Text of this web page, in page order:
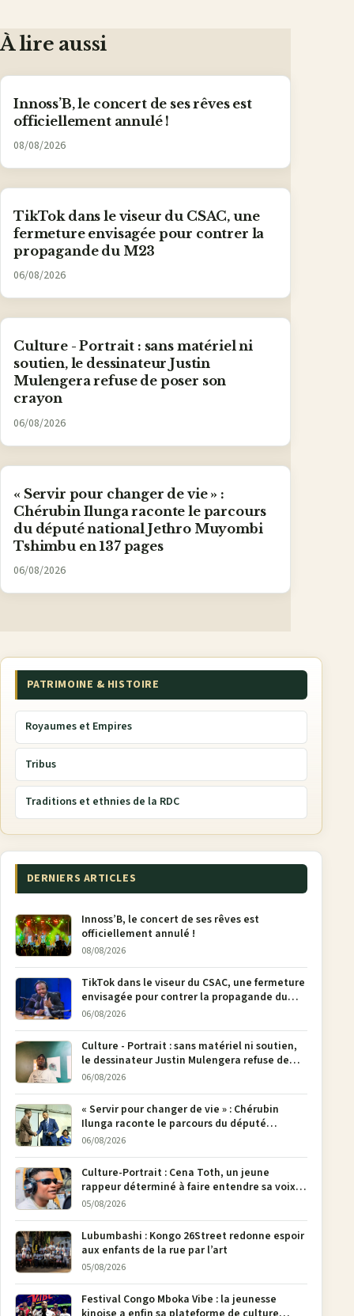
À lire aussi
Innoss’B, le concert de ses rêves est
officiellement annulé !
08/08/2026
TikTok dans le viseur du CSAC, une
fermeture envisagée pour contrer la
propagande du M23
06/08/2026
Culture - Portrait : sans matériel ni
soutien, le dessinateur Justin
Mulengera refuse de poser son
crayon
06/08/2026
« Servir pour changer de vie » :
Chérubin Ilunga raconte le parcours
du député national Jethro Muyombi
Tshimbu en 137 pages
06/08/2026
PATRIMOINE & HISTOIRE
Royaumes et Empires
Tribus
Traditions et ethnies de la RDC
DERNIERS ARTICLES
Innoss’B, le concert de ses rêves est
officiellement annulé !
08/08/2026
TikTok dans le viseur du CSAC, une fermeture
envisagée pour contrer la propagande du
M23
06/08/2026
Culture - Portrait : sans matériel ni soutien,
le dessinateur Justin Mulengera refuse de
poser son crayon
06/08/2026
« Servir pour changer de vie » : Chérubin
Ilunga raconte le parcours du député
national Jethro Muyombi Tshimbu en 137
06/08/2026
Culture-Portrait : Cena Toth, un jeune
rappeur déterminé à faire entendre sa voix à
Bunia
05/08/2026
Lubumbashi : Kongo 26Street redonne espoir
aux enfants de la rue par l’art
05/08/2026
Festival Congo Mboka Vibe : la jeunesse